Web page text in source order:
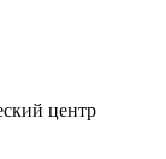
центр